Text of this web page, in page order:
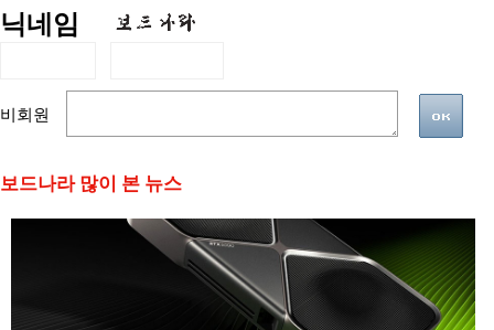
닉네임
비회원
보드나라 많이 본 뉴스